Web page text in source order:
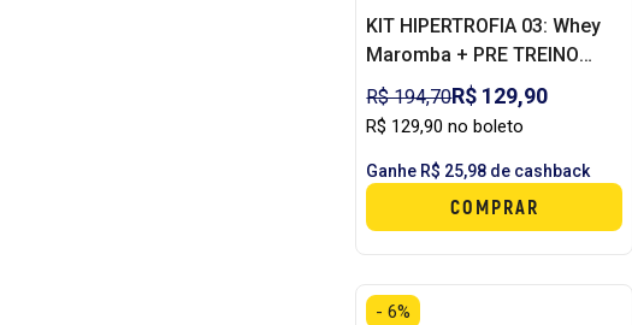
KIT HIPERTROFIA 03: Whey
Maromba + PRE TREINO
BOPE 150G BLACK SKULL +
creatina 100g dcx
R$ 194,70R$ 129,90
R$ 129,90 no boleto
Ganhe R$ 25,98 de cashback
COMPRAR
- 6%